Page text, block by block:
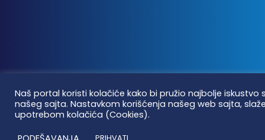
Naš portal koristi kolačiće kako bi pružio najbolje iskustvo
našeg sajta. Nastavkom korišćenja našeg web sajta,
upotrebom kolačića (Cookies).